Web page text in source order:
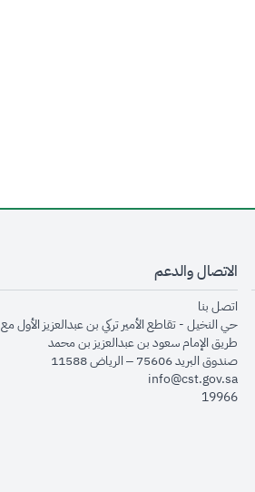
opens in
الاتصال والدعم
اتصل بنا
حي النخيل - تقاطع الأمير تركي بن عبدالعزيز الأول مع
طريق الإمام سعود بن عبدالعزيز بن محمد
صندوق البريد 75606 – الرياض 11588
info@cst.gov.sa
19966